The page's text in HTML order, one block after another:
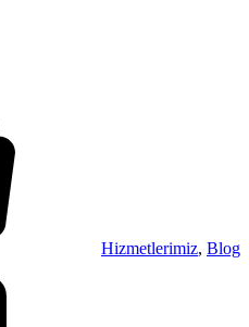
Hizmetlerimiz, Blog